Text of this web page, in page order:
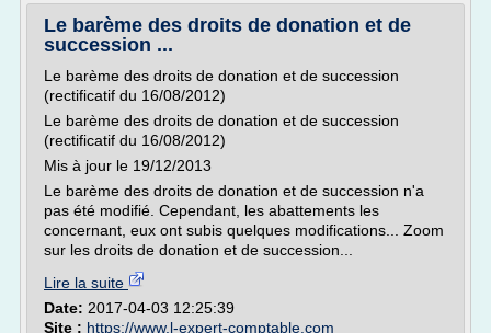
Le barème des droits de donation et de
succession ...
Le barème des droits de donation et de succession
(rectificatif du 16/08/2012)
Le barème des droits de donation et de succession
(rectificatif du 16/08/2012)
Mis à jour le 19/12/2013
Le barème des droits de donation et de succession n'a
pas été modifié. Cependant, les abattements les
concernant, eux ont subis quelques modifications... Zoom
sur les droits de donation et de succession...
Lire la suite
Date: 2017-04-03 12:25:39
Site : https://www.l-expert-comptable.com